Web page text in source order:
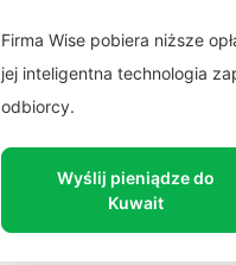
Firma Wise pobiera niższe
jej inteligentna technologia
odbiorcy.
Wyślij pieniądze do
Kuwait